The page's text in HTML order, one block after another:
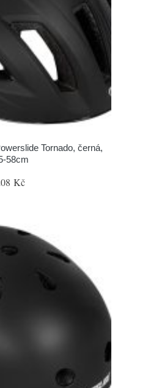
Tornado, černá,
58cm
Kč